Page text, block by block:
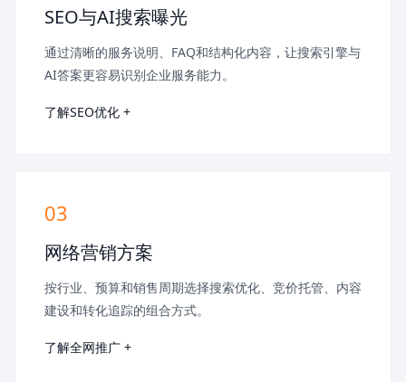
SEO与AI搜索曝光
通过清晰的服务说明、FAQ和结构化内容，让搜索引擎与
AI答案更容易识别企业服务能力。
了解SEO优化 +
03
网络营销方案
按行业、预算和销售周期选择搜索优化、竞价托管、内容
建设和转化追踪的组合方式。
了解全网推广 +